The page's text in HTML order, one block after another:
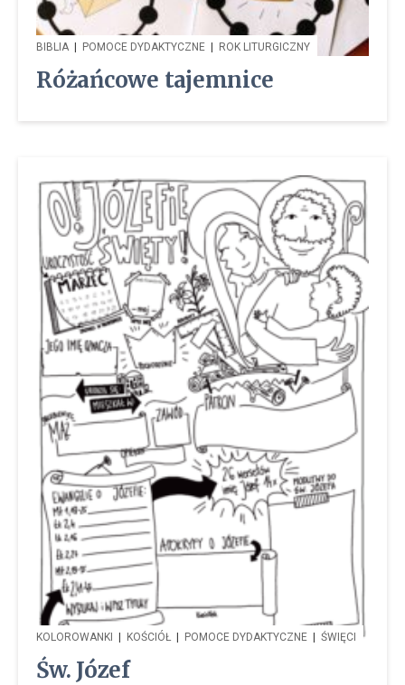
BIBLIA POMOCE DYDAKTYCZNE ROK LITURGICZNY
Różańcowe tajemnice
KOLOROWANKI | KOŚCIÓŁ | POMOCE DYDAKTYCZNE | ŚWIĘCI
Św. Józef